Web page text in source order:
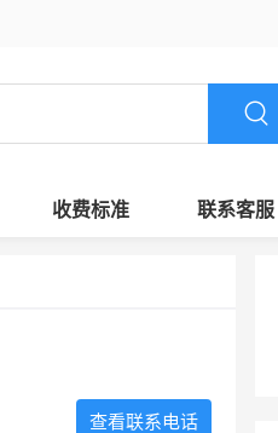
收费标准 联系客服
查看联系电话